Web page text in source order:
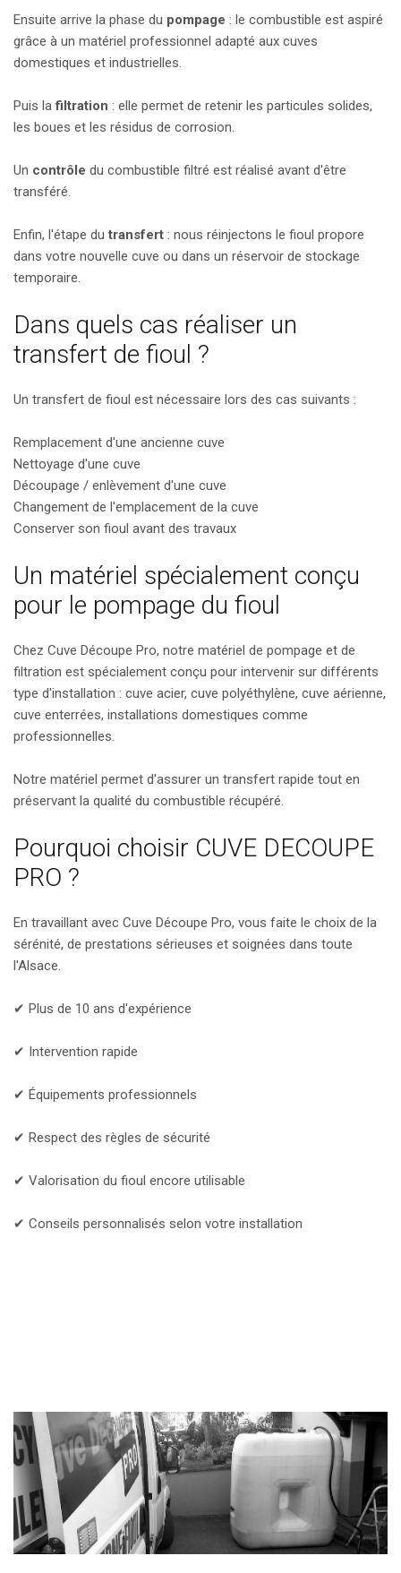
Ensuite arrive la phase du pompage : le combustible est aspiré
grâce à un matériel professionnel adapté aux cuves
domestiques et industrielles.
Puis lafiltration : elle permet de retenir les particules solides,
les boues et les résidus de corrosion.
Un contrôle du combustible filtré est réalisé avant d'être
transféré.
Enfin, l'étape dutransfert : nous réinjectons le fioul propore
dans votre nouvelle cuve ou dans un réservoir de stockage
temporaire.
Dans quels cas réaliser un
transfert de fioul ?
Un transfert de fioul est nécessaire lors des cas suivants :
Remplacement d'une ancienne cuve
Nettoyage d'une cuve
Découpage / enlèvement d'une cuve
Changement de l'emplacement de la cuve
Conserver son fioul avant des travaux
Un matériel spécialement conçu
pour le pompage du fioul
Chez Cuve Découpe Pro, notre matériel de pompage et de
filtration est spécialement conçu pour intervenir sur différents
type d'installation : cuve acier, cuve polyéthylène, cuve aérienne,
cuve enterrées, installations domestiques comme
professionnelles.
Notre matériel permet d'assurer un transfert rapide tout en
préservant la qualité du combustible récupéré.
Pourquoi choisir CUVE DECOUPE
PRO ?
En travaillant avec Cuve Découpe Pro, vous faite le choix de la
sérénité, de prestations sérieuses et soignées dans toute
l'Alsace.
✔ Plus de 10 ans d'expérience
✔ Intervention rapide
✔ Équipements professionnels
✔ Respect des règles de sécurité
✔ Valorisation du fioul encore utilisable
✔ Conseils personnalisés selon votre installation